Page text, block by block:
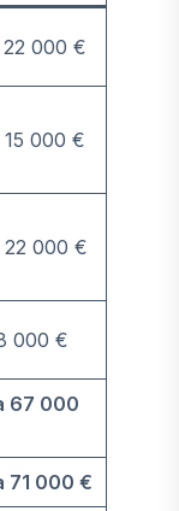
000 €
000 €
22 000 €
000 €
67 000
71 000 €